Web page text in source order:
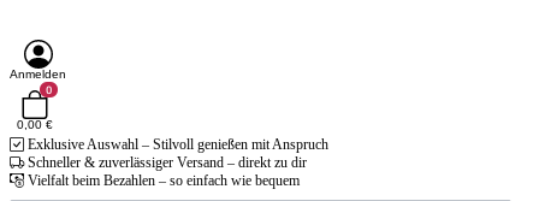
Anmelden
0
0,00 €
Exklusive Auswahl – Stilvoll genießen mit Anspruch
Schneller & zuverlässiger Versand – direkt zu dir
Vielfalt beim Bezahlen – so einfach wie bequem